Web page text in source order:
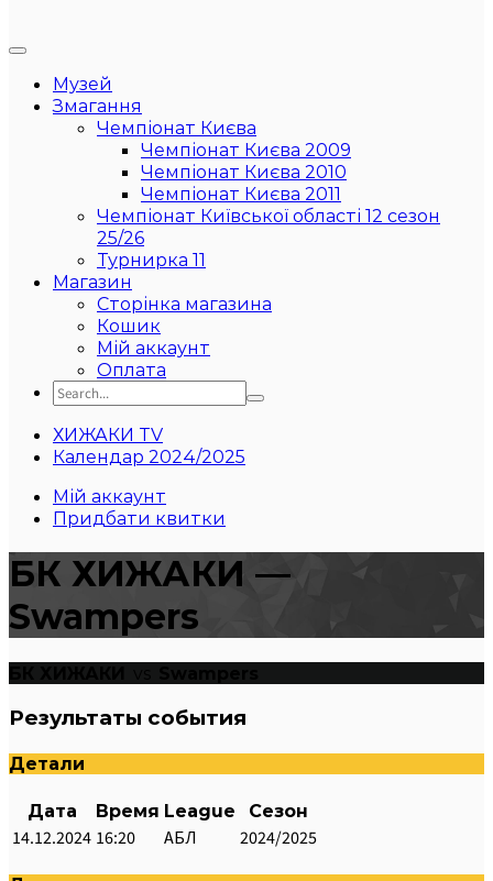
Музей
Змагання
Чемпіонат Києва
Чемпіонат Києва 2009
Чемпіонат Києва 2010
Чемпіонат Києва 2011
Чемпіонат Київської області 12 сезон
25/26
Турнирка 11
Магазин
Сторінка магазина
Кошик
Мій аккаунт
Оплата
ХИЖАКИ TV
Календар 2024/2025
Мій аккаунт
Придбати квитки
БК ХИЖАКИ —
Swampers
Результаты события
Детали
Дата Время League Сезон
14.12.2024 16:20 АБЛ 2024/2025